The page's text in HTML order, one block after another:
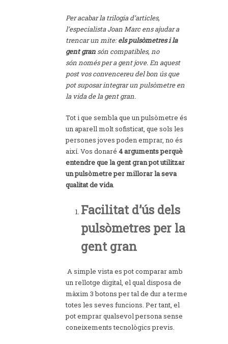
Per acabar la trilogia d’articles,
l’especialista Joan Marc ens ajudar a
trencar un mite:els pulsòmetres i la
gent gran són compatibles, no
són només per a gent jove. En aquest
post vos convencereu del bon ús que
pot suposar integrar un pulsòmetre en
la vida de la gent gran.
Tot i que sembla que un pulsòmetre és
un aparell molt sofisticat, que sols les
persones joves poden emprar, no és
així. Vos donaré 4 arguments perquè
entendre que la gent gran pot utilitzar
un pulsòmetre per millorar la seva
qualitat de vida.
Facilitat d’ús dels
pulsòmetres per la
gent gran
A simple vista es pot comparar amb
un rellotge digital, el qual disposa de
màxim 3 botons per tal de dur a terme
totes les seves funcions. Per tant, el
pot emprar qualsevol persona sense
coneixements tecnològics previs.